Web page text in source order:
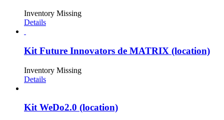
Inventory Missing
Details
Kit Future Innovators de MATRIX (location)
Inventory Missing
Details
Kit WeDo2.0 (location)